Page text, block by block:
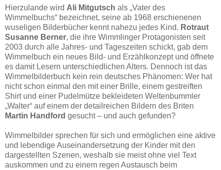
Hierzulande wird Ali Mitgutsch als „Vater des
Wimmelbuchs“ bezeichnet, seine ab 1968 erschienenen
wuseligen Bilderbücher kennt nahezu jedes Kind. Rotraut
Susanne Berner, die ihre Wimmlinger Protagonisten seit
2003 durch alle Jahres- und Tageszeiten schickt, gab dem
Wimmelbuch ein neues Bild- und Erzählkonzept und öffnete
es damit Lesern unterschiedlichen Alters. Dennoch ist das
Wimmelbilderbuch kein rein deutsches Phänomen: Wer hat
nicht schon einmal den mit einer Brille, einem gestreiften
Shirt und einer Pudelmütze bekleideten Weltenbummler
„Walter“ auf einem der detailreichen Bildern des Briten
Martin Handford gesucht – und auch gefunden?
Wimmelbilder sprechen für sich und ermöglichen eine aktive
und lebendige Auseinandersetzung der Kinder mit den
dargestellten Szenen, weshalb sie meist ohne viel Text
auskommen und zu einem regen Austausch beim